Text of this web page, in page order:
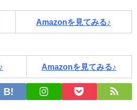
Amazonを見てみる♪
Amazonを見てみる♪